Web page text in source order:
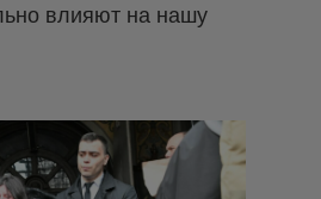
влияют на нашу